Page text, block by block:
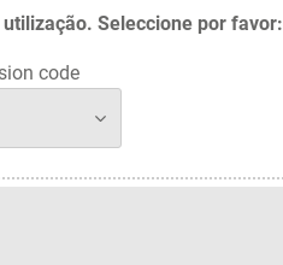
Seleccione por favor:
code